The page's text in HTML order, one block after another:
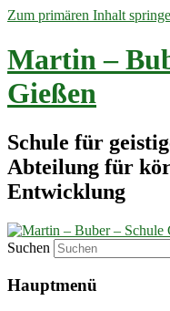
Zum primären Inhalt
Martin –
Gießen
Schule für
Abteilung für
Entwicklung
Suchen
Hauptmenü